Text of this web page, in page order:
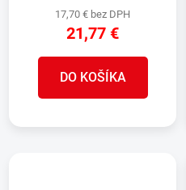
17,70 € bez DPH
21,77 €
DO KOŠÍKA